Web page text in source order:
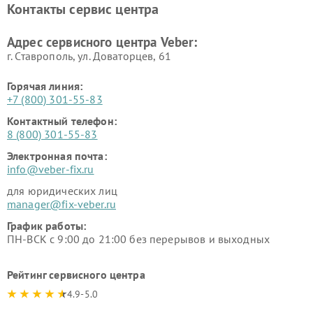
Контакты сервис центра
Адрес сервисного центра Veber:
г. Ставрополь, ул. Доваторцев, 61
Горячая линия:
+7 (800) 301-55-83
Контактный телефон:
8 (800) 301-55-83
Электронная почта:
info@veber-fix.ru
для юридических лиц
manager@fix-veber.ru
График работы:
ПН-ВСК с 9:00 до 21:00 без перерывов и выходных
Рейтинг сервисного центра
4.9-5.0